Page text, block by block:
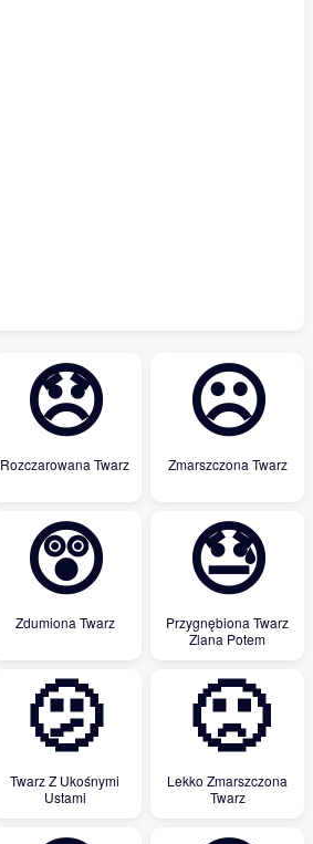
😞
Rozczarowana Twarz
☹
Zmarszczona Twarz
😲
Zdumiona Twarz
😓
Przygnębiona Twarz
Zlana Potem
🫤
Twarz Z Ukośnymi
Ustami
🙁
Lekko Zmarszczona
Twarz